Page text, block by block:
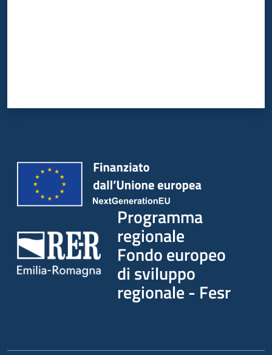
Programma
regionale
Fondo europeo
di sviluppo
regionale - Fesr